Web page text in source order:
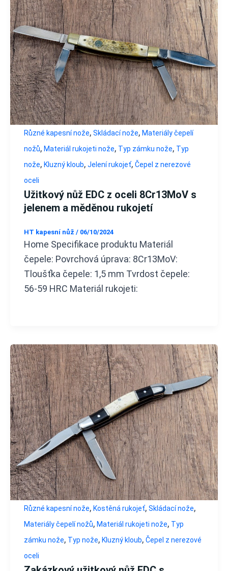
Různé kapesní nože, Skládací nože, Materiály čepelí
nožů, Materiál rukojeti nože, Typ zámku nože, Typ
nože, Kluzný kloub, Jelení rukojeť, Čepel z nerezové
oceli
Užitkový nůž EDC z oceli 8Cr13MoV s
jelenem a měděnou rukojetí
HT kapesní nůž / 06/10/2024
Home Specifikace produktu Materiál
čepele: Povrchová úprava: 8Cr13MoV:
Tloušťka čepele: 1,5 mm Tvrdost čepele:
56-59 HRC Materiál rukojeti:
Různé kapesní nože, Kostěná rukojeť, Skládací nože,
Materiály čepelí nožů, Materiál rukojeti nože, Typ
zámku nože, Typ nože, Kluzný kloub, Čepel z nerezové
oceli